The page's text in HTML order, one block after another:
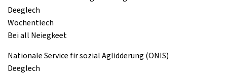
Deeglech
Wöchentlech
Bei all Neiegkeet
Nationale Service fir sozial Aglidderung (ONIS)
Deeglech